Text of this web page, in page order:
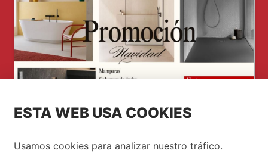
ESTA WEB USA COOKIES
Usamos cookies para analizar nuestro tráfico.